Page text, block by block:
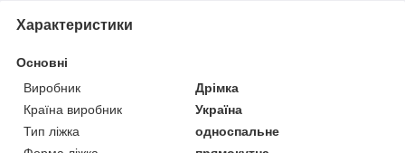
Характеристики
Основні
Виробник
Дрімка
Країна виробник
Україна
Тип ліжка
односпальне